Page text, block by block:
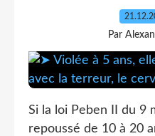
Par
Si la loi Peben II du 9
repoussé de 10 à 20